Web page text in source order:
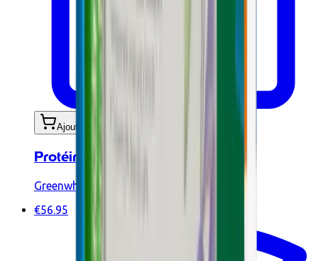
Ajouter au panier
Protéine Végétale BIO Café 900g
Greenwhey
€56.95